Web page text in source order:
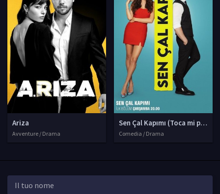
Ariza
Avventure / Drama
Sen Çal Kapımı (Toca mi
Comedia / Drama